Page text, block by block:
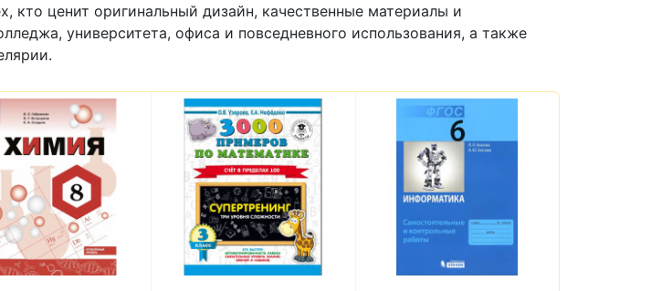
кто ценит оригинальный дизайн, качественные материалы и
университета, офиса и повседневного использования, а также